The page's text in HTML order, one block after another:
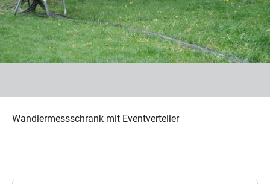
Wandlermessschrank mit Eventverteiler